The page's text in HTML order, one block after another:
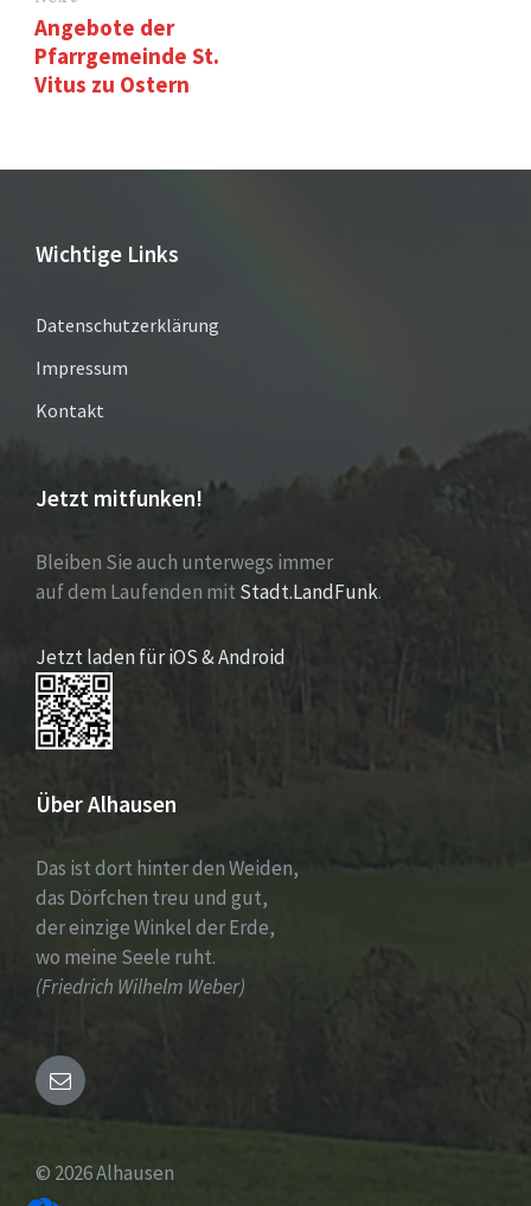
Angebote der
Pfarrgemeinde St.
Vitus zu Ostern
Wichtige Links
Datenschutzerklärung
Impressum
Kontakt
Jetzt mitfunken!
Bleiben Sie auch unterwegs immer
auf dem Laufenden mit Stadt.LandFunk.
Jetzt laden für iOS & Android
Über Alhausen
Das ist dort hinter den Weiden,
das Dörfchen treu und gut,
der einzige Winkel der Erde,
wo meine Seele ruht.
(Friedrich Wilhelm Weber)
Email
© 2026 Alhausen